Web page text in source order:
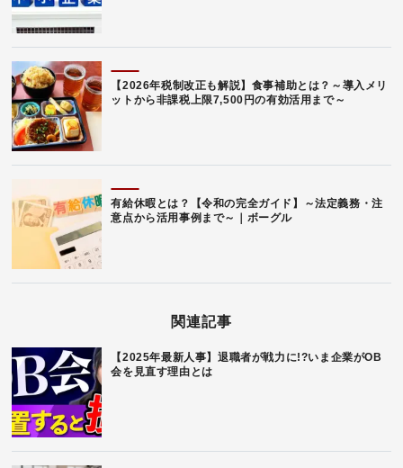
【2026年税制改正も解説】食事補助とは？～導入メリ
ットから非課税上限7,500円の有効活用まで～
有給休暇とは？【令和の完全ガイド】～法定義務・注
意点から活用事例まで～｜ボーグル
関連記事
【2025年最新人事】退職者が戦力に!?いま企業がOB
会を見直す理由とは